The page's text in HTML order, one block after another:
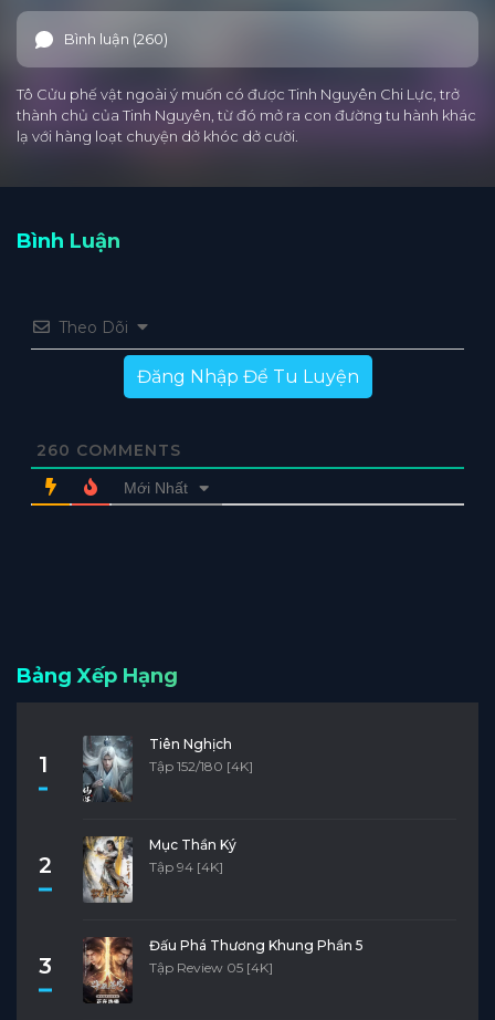
Bình luận (260)
Tô Cửu phế vật ngoài ý muốn có được Tinh Nguyên Chi Lực, trở
thành chủ của Tinh Nguyên, từ đó mở ra con đường tu hành khác
lạ với hàng loạt chuyện dở khóc dở cười.
Bình Luận
Theo Dõi
Đăng Nhập Để Tu Luyện
260 COMMENTS
Mới Nhất
Bảng Xếp Hạng
1
Tiên Nghịch
Tập 152/180 [4K]
2
Mục Thần Ký
Tập 94 [4K]
3
Đấu Phá Thương Khung Phần 5
Tập Review 05 [4K]